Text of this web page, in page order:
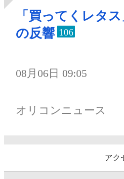
「買ってくレタ
の反響 106
08月06日 09:05
オリコンニュース
アク